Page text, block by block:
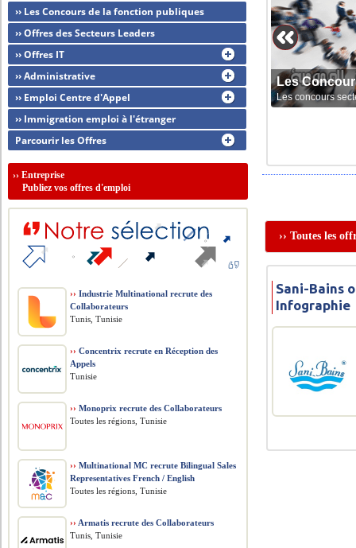
Les
Les concours
›› Toutes les
Sani-Bains
Infographie
›› Les Concours de la fonction publiques
›› Offres des Secteurs Leaders
›› Offres IT
›› Administrative
›› Emploi Centre d'Appel
›› Immigration emploi à l'étranger
Parcourir les Offres
››Entreprise
Publiez vos offres d'emploi
›› Industrie Multinational recrute des
Collaborateurs
Tunis, Tunisie
›› Concentrix recrute en Réception des
Appels
Tunisie
›› Monoprix recrute des Collaborateurs
Toutes les régions, Tunisie
›› Multinational MC recrute Bilingual Sales
Representatives French / English
Toutes les régions, Tunisie
›› Armatis recrute des Collaborateurs
Tunis, Tunisie